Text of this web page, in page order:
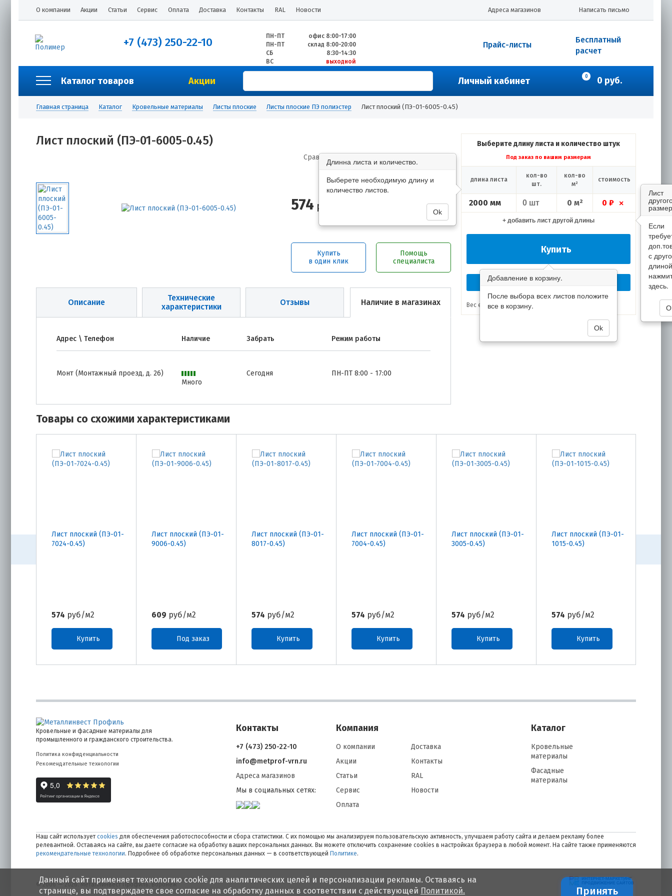
О компании Акции Статьи Сервис Оплата Доставка Контакты RAL Новости Написать письмо
Адреса магазинов
+7 (473) 250-22-10 ПН-ПТ
офис 8:00-17:00
ПН-ПТ
склад 8:00-20:00
СБ
8:30-14:30
ВС
выходной
Бесплатный
расчет
Прайс-листы
Каталог товаров Акции Личный кабинет 0 0 руб.
Главная страница Каталог Кровельные материалы Листы плоские Листы плоские ПЭ полиэстер Лист плоский (ПЭ-01-6005-0.45)
Лист плоский (ПЭ-01-6005-0.45)
Сравнить
574 руб/м2
Купить
в один клик
Помощь
специалиста
Описание
Технические
характеристики
Отзывы Наличие в магазинах
Адрес \ Телефон Наличие Забрать Режим работы
Монт (Монтажный проезд, д. 26)
Много
Сегодня ПН-ПТ 8:00 - 17:00
Выберите длину листа и количество штук
Под заказ по вашим размерам
длина листа
кол-во
шт.
кол-во
м²
стоимость
2000 мм 0 м² 0 ₽ ×
Длинна листа и количество.
Выберете необходимую длину и
количество листов.
Ok
+ добавить лист другой длины
Купить
Добавление в корзину.
После выбора всех листов положите
все в корзину.
Ok
Перезвоните мне сейчас!
Вес единицы товара:3.52 кг
Товары со схожими характеристиками
Лист плоский (ПЭ-01-
7024-0.45)
574 руб/м2
Купить
Лист плоский (ПЭ-01-
9006-0.45)
609 руб/м2
Под заказ
Лист плоский (ПЭ-01-
8017-0.45)
574 руб/м2
Купить
Лист плоский (ПЭ-01-
7004-0.45)
574 руб/м2
Купить
Лист плоский (ПЭ-01-
3005-0.45)
574 руб/м2
Купить
Лист плоский (ПЭ-01-
1015-0.45)
574 руб/м2
Купить
Лист
Кровельные и фасадные материалы для
промышленного и гражданского строительства.
Политика конфиденциальности
Рекомендательные технологии
Контакты
+7 (473) 250-22-10
info@metprof-vrn.ru
Адреса магазинов
Мы в социальных сетях:
Компания
О компании
Акции
Статьи
Сервис
Оплата
Доставка
Контакты
RAL
Новости
Каталог
Кровельные
материалы
Фасадные
материалы
Наш сайт использует cookies для обеспечения работоспособности и сбора статистики. С их помощью мы анализируем пользовательскую активность, улучшаем работу сайта и делаем рекламу более
релевантной. Оставаясь на сайте, вы даете согласие на обработку ваших персональных данных. Вы можете отключить сохранение cookies в настройках браузера в любой момент. На сайте также применяются
рекомендательные технологии. Подробнее об обработке персональных данных — в соответствующей Политике.
© 2006 — 2026. Металлинвест Профиль. Воронеж
Данный сайт применяет технологию cookie для аналитических целей и персонализации рекламы. Оставаясь на
странице, вы подтверждаете свое согласие на обработку данных в соответствии с действующей Политикой. Принять
Лист
Если
с
длиной
здесь.